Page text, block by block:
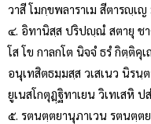
วาสี โมกฺขพลาราเม สีตารญฺเญ
๔. อิทานิสฺส ปริปญฺณํ สตายุ ชา
โส โข กาลกโต นิจจํ ธรํ กิตฺติคุ
อนุเทสิตธมฺมสฺส วเสเนว นิรนฺ
ยูเนสโกตุฎฺฐิทาเยน วิเทเสหิ ป
๕. รตนตฺตยานุภาเวน รตนตฺตย